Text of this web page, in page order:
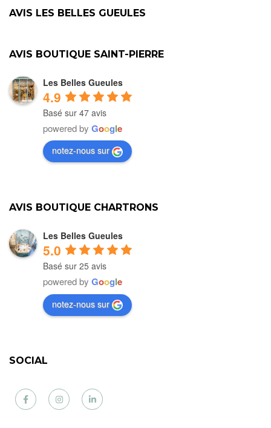
AVIS LES BELLES GUEULES
AVIS BOUTIQUE SAINT-PIERRE
Les Belles Gueules
4.9
Basé sur 47 avis
powered by Google
notez-nous sur
AVIS BOUTIQUE CHARTRONS
Les Belles Gueules
5.0
Basé sur 25 avis
powered by Google
notez-nous sur
SOCIAL
Facebook Instagram LinkedIn